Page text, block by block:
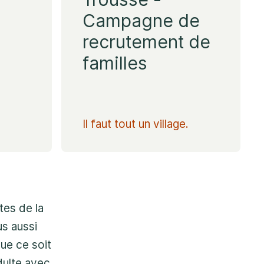
peut demeurer anonyme. Nous
de vous assister rapidement et
de sécurité nécessaires
Campagne de
recrutement de
familles
Il faut tout un village.
de la
aussi
ce soit